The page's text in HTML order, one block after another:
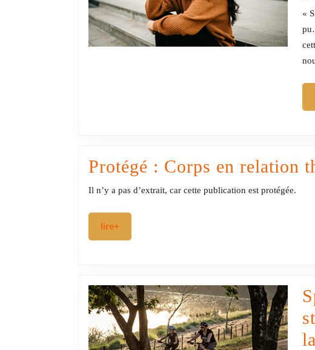
«
Protégé : Corps en relation
Il n’y a pas d’extrait, car cette publication est protégée.
lire+